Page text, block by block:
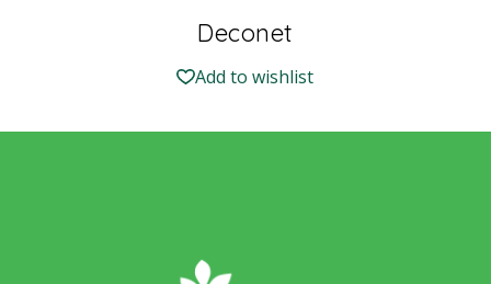
Deconet
Add to wishlist